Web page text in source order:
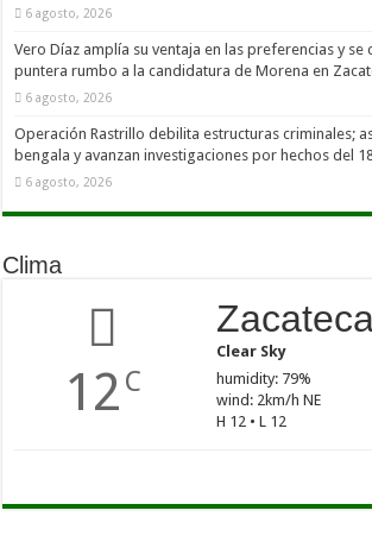
6 agosto, 2026
Vero Díaz amplía su ventaja en las preferencias y se
puntera rumbo a la candidatura de Morena en
6 agosto, 2026
Operación Rastrillo debilita estructuras criminales;
bengala y avanzan investigaciones por hechos del
6 agosto, 2026
Clima
12 C
Clear Sky
humidity: 79%
wind: 2km/h NE
H 12 • L 12